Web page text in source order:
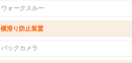
ウォークスルー
横滑り防止装置
バックカメラ